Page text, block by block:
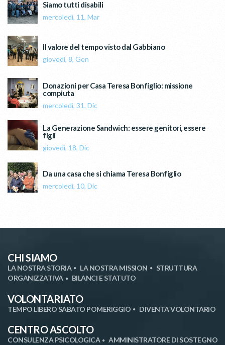
Siamo tutti disabili
mercoledì, 11, Mar
Il valore del tempo visto dal Gabbiano
giovedì, 8, Gen
Donazioni per Casa Teresa Bonfiglio: missione
compiuta
mercoledì, 31, Dic
La Generazione Sandwich: essere genitori, essere
figli
giovedì, 18, Dic
Da una casa che si chiama Teresa Bonfiglio
mercoledì, 10, Dic
CHI SIAMO
LA NOSTRA STORIA LA NOSTRA MISSION
STRUTTURA
ORGANIZZATIVA
BILANCI E STATUTO
VOLONTARIATO
TEMPO LIBERO SABATO POMERIGGIO DIVENTA VOLONTARIO
CENTRO ASCOLTO
CONSULENZA PSICOLOGICA
AMMINISTRATORE DI SOSTEGNO